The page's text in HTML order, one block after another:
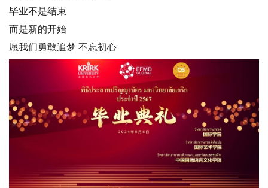
毕业不是结束
而是新的开始
愿我们勇敢追梦 不忘初心